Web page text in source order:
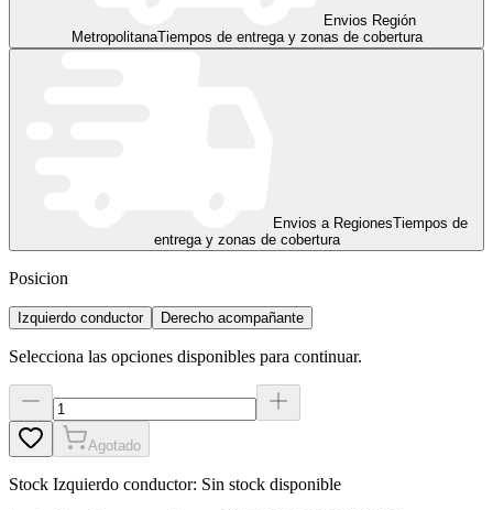
Envios Región
MetropolitanaTiempos de entrega y zonas de cobertura
Envios a RegionesTiempos de
entrega y zonas de cobertura
Posicion
Izquierdo conductor Derecho acompañante
Selecciona las opciones disponibles para continuar.
Agotado
Stock Izquierdo conductor: Sin stock disponible